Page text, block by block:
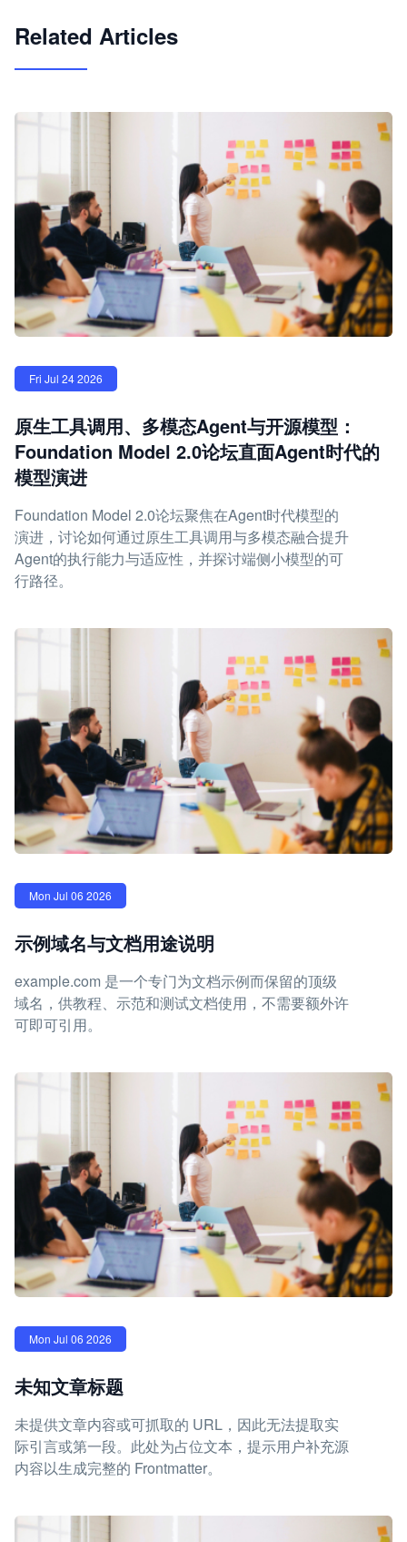
Related Articles
Fri Jul 24 2026
原生工具调用、多模态Agent与开源模型：
Foundation Model 2.0论坛直面Agent时代的
模型演进
Foundation Model 2.0论坛聚焦在Agent时代模型的
演进，讨论如何通过原生工具调用与多模态融合提升
Agent的执行能力与适应性，并探讨端侧小模型的可
行路径。
Mon Jul 06 2026
示例域名与文档用途说明
example.com 是一个专门为文档示例而保留的顶级
域名，供教程、示范和测试文档使用，不需要额外许
可即可引用。
Mon Jul 06 2026
未知文章标题
未提供文章内容或可抓取的 URL，因此无法提取实
际引言或第一段。此处为占位文本，提示用户补充源
内容以生成完整的 Frontmatter。